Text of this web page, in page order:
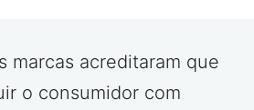
marcas acreditaram que
o consumidor com